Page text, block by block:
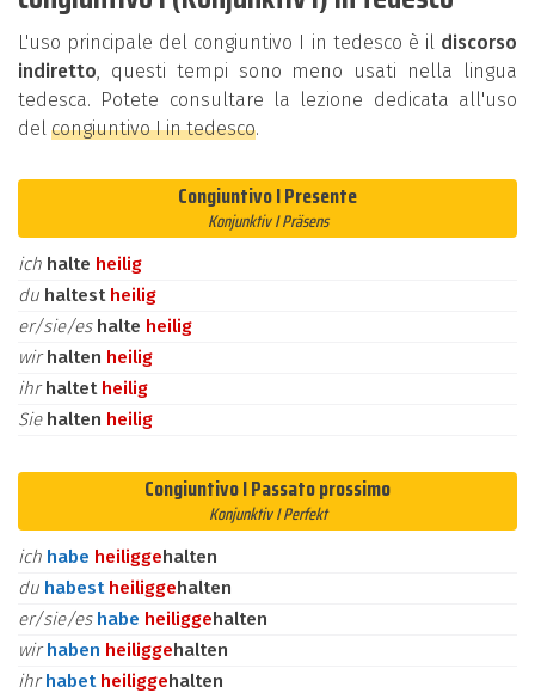
L'uso principale del congiuntivo I in tedesco è il discorso
indiretto, questi tempi sono meno usati nella lingua
tedesca. Potete consultare la lezione dedicata all'uso
del congiuntivo I in tedesco.
Congiuntivo I Presente
Konjunktiv I Präsens
ich halte heilig
du haltest heilig
er/sie/es halte heilig
wirhalten heilig
ihrhaltet heilig
Sie halten heilig
Congiuntivo I Passato prossimo
Konjunktiv I Perfekt
ich habe heiliggehalten
du habest heiliggehalten
er/sie/es habe heiliggehalten
wirhaben heiliggehalten
ihrhabet heiliggehalten